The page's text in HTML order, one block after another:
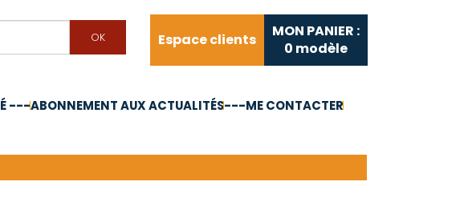
Espace clients
MON PANIER :
0 modèle
---ABONNEMENT AUX ACTUALITÉS---ME CONTACTER